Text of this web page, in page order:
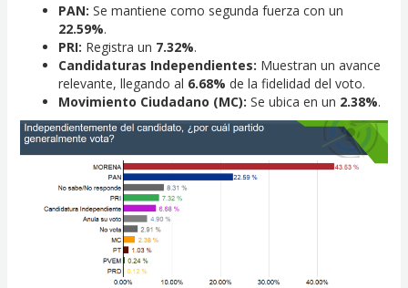
PAN: Se mantiene como segunda fuerza con un
22.59%.
PRI: Registra un 7.32%.
Candidaturas Independientes: Muestran un avance
relevante, llegando al 6.68% de la fidelidad del voto.
Movimiento Ciudadano (MC): Se ubica en un 2.38%.